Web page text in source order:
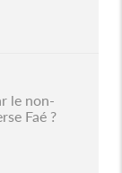
le non-
Faé ?